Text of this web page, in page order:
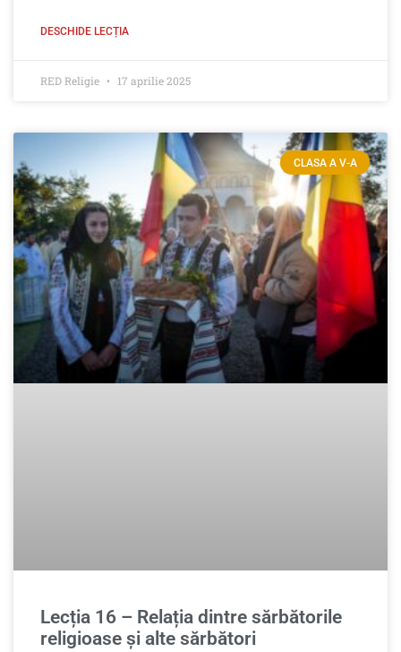
DESCHIDE LECȚIA
RED Religie 17 aprilie 2025
CLASA A V-A
Lecția 16 – Relația dintre sărbătorile
religioase şi alte sărbători